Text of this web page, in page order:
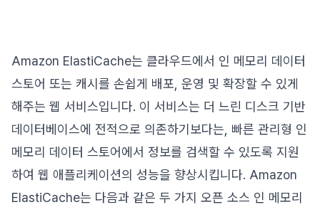
Amazon ElastiCache는 클라우드에서 인 메모리 데이터
스토어 또는 캐시를 손쉽게 배포, 운영 및 확장할 수 있게
해주는 웹 서비스입니다. 이 서비스는 더 느린 디스크 기반
데이터베이스에 전적으로 의존하기보다는, 빠른 관리형 인
메모리 데이터 스토어에서 정보를 검색할 수 있도록 지원
하여 웹 애플리케이션의 성능을 향상시킵니다. Amazon
ElastiCache는 다음과 같은 두 가지 오픈 소스 인 메모리